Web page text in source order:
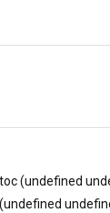
(undefined